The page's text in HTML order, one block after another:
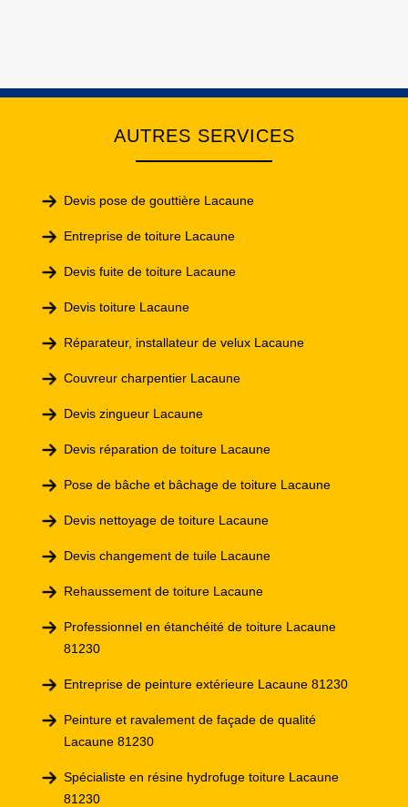
AUTRES SERVICES
Devis pose de gouttière Lacaune
Entreprise de toiture Lacaune
Devis fuite de toiture Lacaune
Devis toiture Lacaune
Réparateur, installateur de velux Lacaune
Couvreur charpentier Lacaune
Devis zingueur Lacaune
Devis réparation de toiture Lacaune
Pose de bâche et bâchage de toiture Lacaune
Devis nettoyage de toiture Lacaune
Devis changement de tuile Lacaune
Rehaussement de toiture Lacaune
Professionnel en étanchéité de toiture Lacaune
81230
Entreprise de peinture extérieure Lacaune 81230
Peinture et ravalement de façade de qualité
Lacaune 81230
Spécialiste en résine hydrofuge toiture Lacaune
81230